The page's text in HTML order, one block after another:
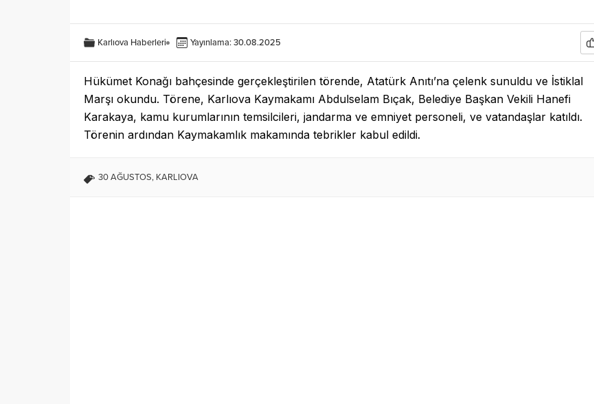
Karlıova Haberleri Yayınlama: 30.08.2025
Hükümet Konağı bahçesinde gerçekleştirilen törende, Atatürk Anıtı’na çelenk sunuldu ve İstiklal
Marşı okundu. Törene, Karlıova Kaymakamı Abdulselam Bıçak, Belediye Başkan Vekili Hanefi
Karakaya, kamu kurumlarının temsilcileri, jandarma ve emniyet personeli, ve vatandaşlar katıldı.
Törenin ardından Kaymakamlık makamında tebrikler kabul edildi.
30 AĞUSTOS, KARLIOVA